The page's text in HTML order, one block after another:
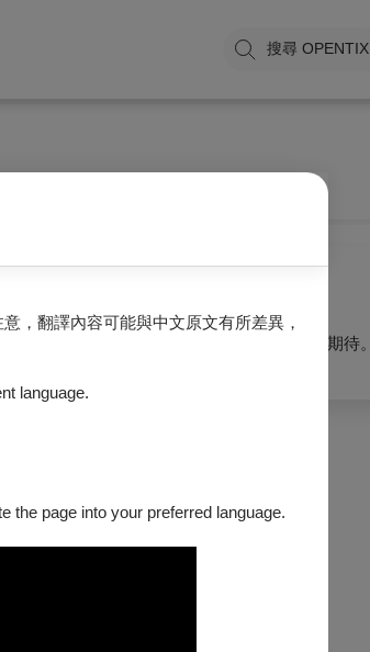
搜尋 OPENTIX
，翻譯內容可能與中文原文有所差異，
language.
the page into your preferred language.